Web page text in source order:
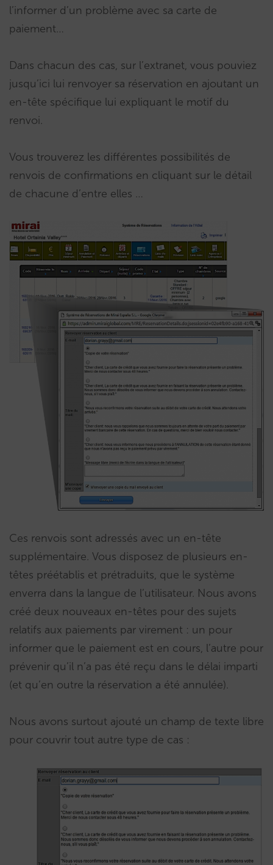
l’informer d’un problème avec sa carte de
paiement…
Dans chacun des cas, sur l’extranet, vous pouviez
jusqu’ici lui renvoyer sa réservation en ajoutant un
en-tête spécifique lui expliquant le motif du
renvoi.
Vous trouverez les différentes possibilités de
renvois de confirmations en cliquant sur le détail
de chacune d’entre elles …
Ces renvois sont adressés avec un en-tête
supplémentaire. Vous disposez de plusieurs en-
têtes préétablis et prétraduits, que le système
enverra dans la langue de l’utilisateur. Nous avons
créé deux nouveaux en-têtes pour des sujets
relatifs aux paiements par virement : un pour
informer que le paiement est en cours, l’autre pour
prévenir qu’il n’a pas été reçu dans le délai imparti
(et qu’en outre la réservation a été annulée).
Nous avons surtout ajouté un champ de texte libre
pour couvrir tout autre type de cas :